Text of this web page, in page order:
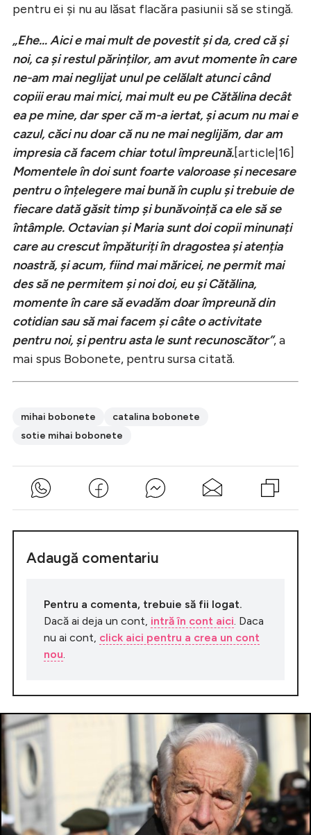
pentru ei și nu au lăsat flacăra pasiunii să se stingă.
„Ehe… Aici e mai mult de povestit și da, cred că și
noi, ca și restul părinților, am avut momente în care
ne-am mai neglijat unul pe celălalt atunci când
copiii erau mai mici, mai mult eu pe Cătălina decât
ea pe mine, dar sper că m-a iertat, și acum nu mai e
cazul, căci nu doar că nu ne mai neglijăm, dar am
impresia că facem chiar totul împreună.[article|16]
Momentele în doi sunt foarte valoroase și necesare
pentru o înțelegere mai bună în cuplu și trebuie de
fiecare dată găsit timp și bunăvoință ca ele să se
întâmple. Octavian și Maria sunt doi copii minunați
care au crescut împăturiți în dragostea și atenția
noastră, și acum, fiind mai măricei, ne permit mai
des să ne permitem și noi doi, eu și Cătălina,
momente în care să evadăm doar împreună din
cotidian sau să mai facem și câte o activitate
pentru noi, și pentru asta le sunt recunoscător”, a
mai spus Bobonete, pentru sursa citată.
mihai bobonete
catalina bobonete
sotie mihai bobonete
Adaugă comentariu
Pentru a comenta, trebuie să fii logat.
Dacă ai deja un cont, intră în cont aici . Daca
nu ai cont, click aici pentru a crea un cont
nou